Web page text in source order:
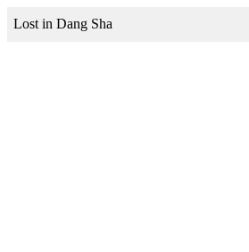
Lost in Dang Sha